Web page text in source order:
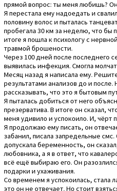
прямой вопрос: ты меня любишь?
Я перестала ему надоедать и
половину волос и пыталась
пробегала 30 км за неделю, что бы
итоге я пошла к психологу с
травмой брошености.
Через 100 дней после последнего
выявилась инфекция. Смогла
Месяц назад я написала ему.
результатами анализов до и после.
рассказывать, что это я бытовым
Я пыталась добиться от него
презерватива. В итоге он сказал,
меня удивило и успокоило. И, чёрт
Я продолжаю ему писать, он
забанил, писала запредельные
допускала беременность, он
любовника, а я в ответ, что
всё ещё выбираю его. Он
подарки и ухаживания.
Со временем я успокоилась, стала
это он не отвечает. Но стоит